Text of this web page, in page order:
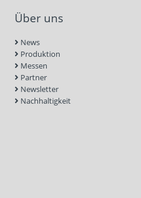
Über uns
News
Produktion
Messen
Partner
Newsletter
Nachhaltigkeit